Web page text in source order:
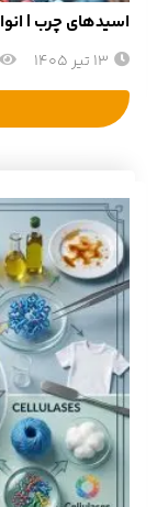
اسیدهای چرب |
13 تیر 1405